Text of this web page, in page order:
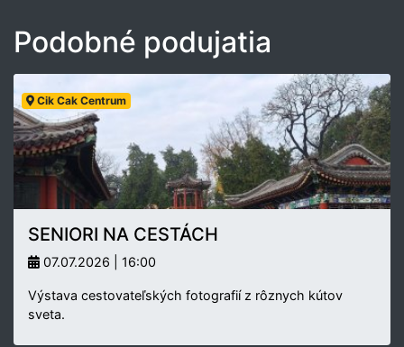
Podobné podujatia
Cik Cak Centrum
SENIORI NA CESTÁCH
07.07.2026 | 16:00
Výstava cestovateľských fotografií z rôznych kútov
sveta.